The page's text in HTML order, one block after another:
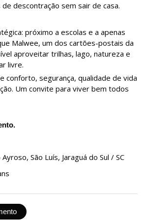
descontração sem sair de casa.
próximo a escolas e a apenas
Malwee, um dos cartões-postais da
aproveitar trilhas, lago, natureza e
livre.
conforto, segurança, qualidade de vida
Um convite para viver bem todos
Ayroso, São Luís, Jaraguá do Sul / SC